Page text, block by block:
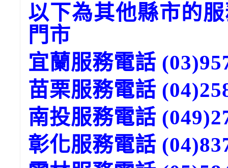
以下為其他縣市的
門市
宜蘭服務電話
苗栗服務電話
南投服務電話
彰化服務電話